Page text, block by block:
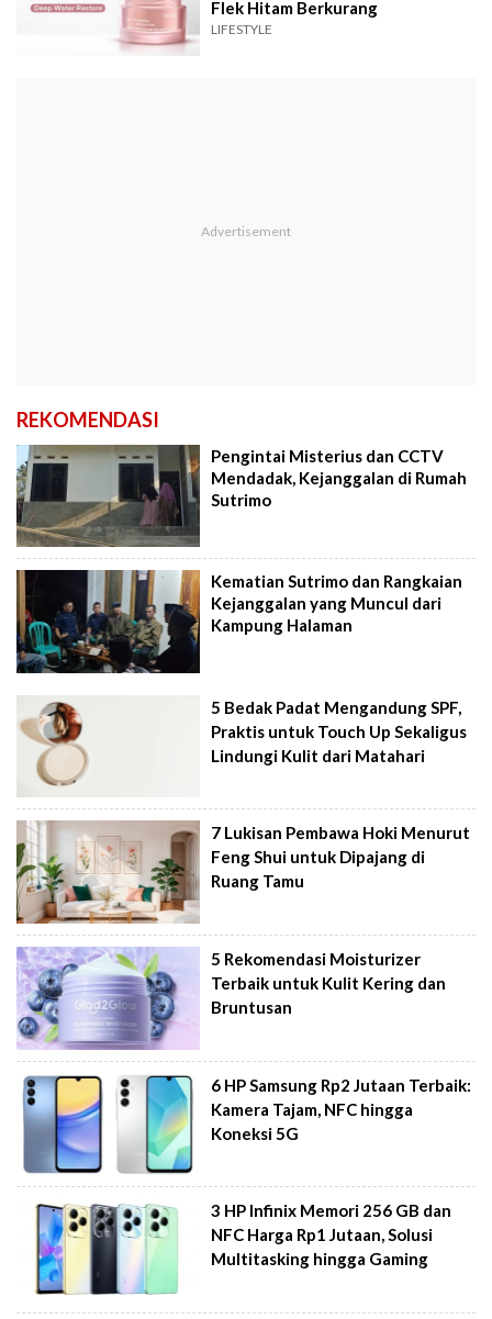
Flek Hitam Berkurang
LIFESTYLE
REKOMENDASI
Pengintai Misterius dan CCTV
Mendadak, Kejanggalan di Rumah
Sutrimo
Kematian Sutrimo dan Rangkaian
Kejanggalan yang Muncul dari
Kampung Halaman
5 Bedak Padat Mengandung SPF,
Praktis untuk Touch Up Sekaligus
Lindungi Kulit dari Matahari
7 Lukisan Pembawa Hoki Menurut
Feng Shui untuk Dipajang di
Ruang Tamu
5 Rekomendasi Moisturizer
Terbaik untuk Kulit Kering dan
Bruntusan
6 HP Samsung Rp2 Jutaan Terbaik:
Kamera Tajam, NFC hingga
Koneksi 5G
3 HP Infinix Memori 256 GB dan
NFC Harga Rp1 Jutaan, Solusi
Multitasking hingga Gaming